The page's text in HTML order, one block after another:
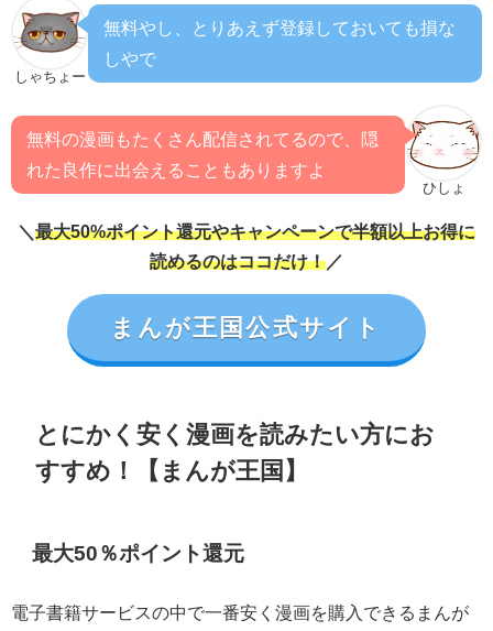
しゃちょー
無料やし、とりあえず登録しておいても損な
しやで
ひしょ
無料の漫画もたくさん配信されてるので、隠
れた良作に出会えることもありますよ
＼ 最大50%ポイント還元やキャンペーンで半額以上お得に
読めるのはココだけ！ ／
まんが王国公式サイト
とにかく安く漫画を読みたい方にお
すすめ！【まんが王国】
最大50％ポイント還元
電子書籍サービスの中で一番安く漫画を購入できるまんが